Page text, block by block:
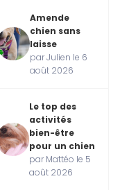
Amende
chien sans
laisse
par Julien le 6
août 2026
Le top des
activités
bien-être
pour un chien
par Mattéo le 5
août 2026